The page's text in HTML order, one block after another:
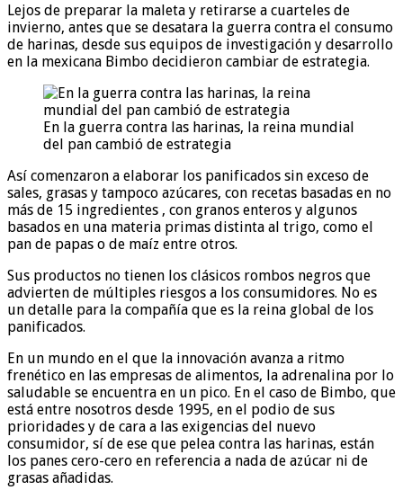
Lejos de preparar la maleta y retirarse a cuarteles de
invierno, antes que se desatara la guerra contra el consumo
de harinas, desde sus equipos de investigación y desarrollo
en la mexicana Bimbo decidieron cambiar de estrategia.
En la guerra contra las harinas, la reina mundial
del pan cambió de estrategia
Así comenzaron a elaborar los panificados sin exceso de
sales, grasas y tampoco azúcares, con recetas basadas en no
más de 15 ingredientes , con granos enteros y algunos
basados en una materia primas distinta al trigo, como el
pan de papas o de maíz entre otros.
Sus productos no tienen los clásicos rombos negros que
advierten de múltiples riesgos a los consumidores. No es
un detalle para la compañía que es la reina global de los
panificados.
En un mundo en el que la innovación avanza a ritmo
frenético en las empresas de alimentos, la adrenalina por lo
saludable se encuentra en un pico. En el caso de Bimbo, que
está entre nosotros desde 1995, en el podio de sus
prioridades y de cara a las exigencias del nuevo
consumidor, sí de ese que pelea contra las harinas, están
los panes cero-cero en referencia a nada de azúcar ni de
grasas añadidas.